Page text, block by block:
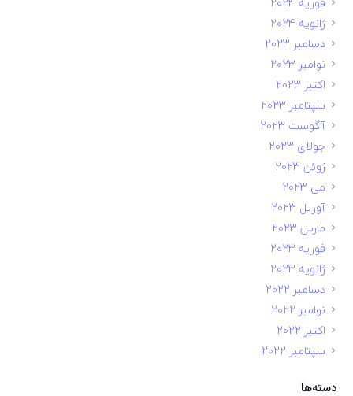
ژانویه 2024
دسامبر 2023
نوامبر 2023
اکتبر 2023
سپتامبر 2023
آگوست 2023
جولای 2023
ژوئن 2023
می 2023
آوریل 2023
مارس 2023
فوریه 2023
ژانویه 2023
دسامبر 2022
نوامبر 2022
اکتبر 2022
سپتامبر 2022
دسته‌ها